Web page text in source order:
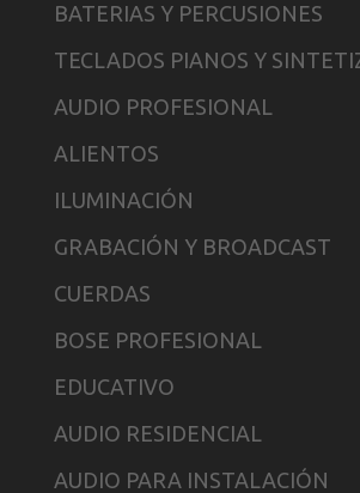
BATERIAS Y PERCUSIONES
TECLADOS PIANOS Y
AUDIO PROFESIONAL
ALIENTOS
ILUMINACIÓN
GRABACIÓN Y BROADCAST
CUERDAS
BOSE PROFESIONAL
EDUCATIVO
AUDIO RESIDENCIAL
AUDIO PARA INSTALACIÓN